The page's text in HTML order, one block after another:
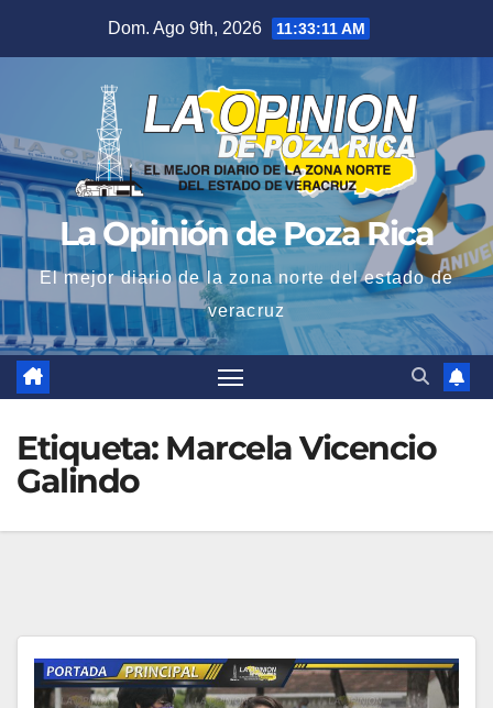
Dom. Ago 9th, 2026 11:33:12 AM
La Opinión de Poza Rica
El mejor diario de la zona norte del estado de
veracruz
Etiqueta: Marcela Vicencio
Galindo